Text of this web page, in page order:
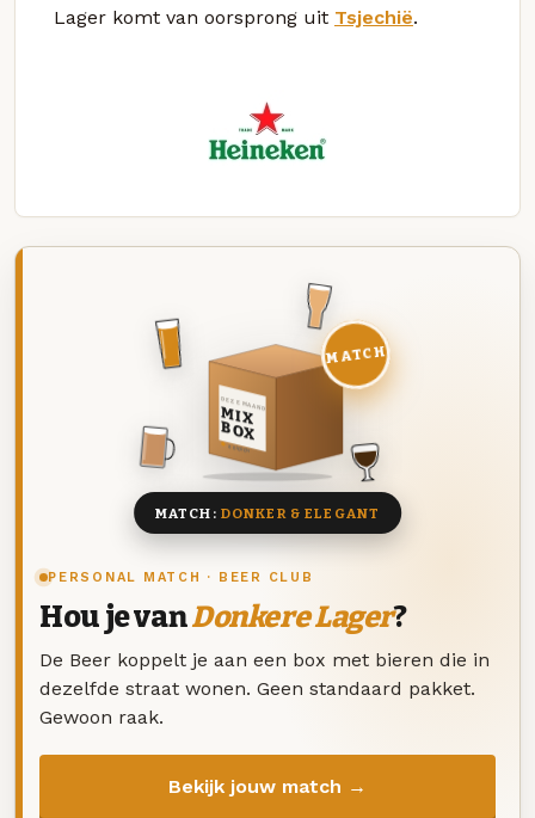
Lager komt van oorsprong uit Tsjechië.
PERSONAL MATCH · BEER CLUB
Hou je vanDonkere Lager?
De Beer koppelt je aan een box met bieren die in
dezelfde straat wonen. Geen standaard pakket.
Gewoon raak.
Bekijk jouw match →
DEZE MAAND
MIX
BOX
8 BIEREN
MATCH
MATCH: DONKER & ELEGANT